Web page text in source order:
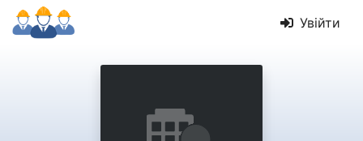
Увійти